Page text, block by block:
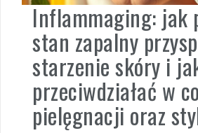
Inflammaging: jak
stan zapalny
starzenie skóry i
przeciwdziałać w
pielęgnacji oraz